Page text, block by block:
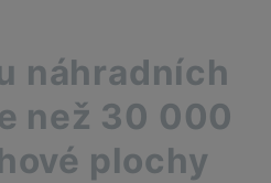
náhradních
než 30 000
plochy